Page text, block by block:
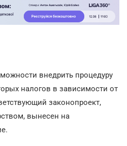
внедрить процедуру
налогов в зависимости от
законопроект,
вынесен на